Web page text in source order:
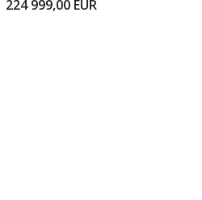
224 999,00 EUR